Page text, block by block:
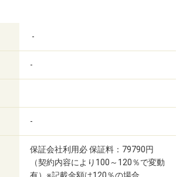
-
-
-
保証会社利用必 保証料：79790円
（契約内容により100～120％で変動